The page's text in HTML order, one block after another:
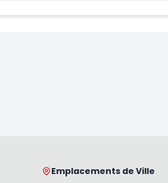
Emplacements de Ville